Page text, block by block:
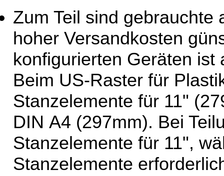
Zum Teil sind gebrauchte
hoher Versandkosten
konfigurierten Geräten
Beim US-Raster für
Stanzelemente für 11"
DIN A4 (297mm). Bei
Stanzelemente für 11",
Stanzelemente